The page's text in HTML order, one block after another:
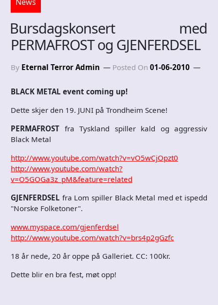
Bursdagskonsert med
PERMAFROST og GJENFERDSEL
By Eternal Terror Admin Posted On 01-06-2010
BLACK METAL event coming up!
Dette skjer den 19. JUNI på Trondheim Scene!
PERMAFROST fra Tyskland spiller kald og aggressiv
Black Metal
http://www.youtube.com/watch?v=vO5wCjOpzt0
http://www.youtube.com/watch?
v=O5GOGa3z_pM&feature=related
GJENFERDSEL fra Lom spiller Black Metal med et ispedd
"Norske Folketoner".
www.myspace.com/gjenferdsel
http://www.youtube.com/watch?v=brs4p2gGzfc
18 år nede, 20 år oppe på Galleriet. CC: 100kr.
Dette blir en bra fest, møt opp!